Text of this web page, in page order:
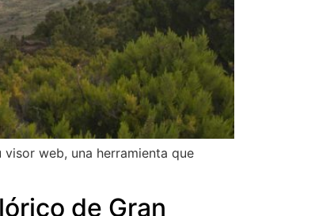
web, una herramienta que
de Gran